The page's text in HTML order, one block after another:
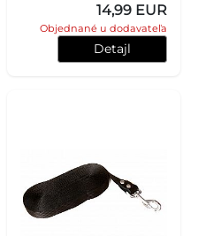
14,99 EUR
Objednané u dodavateľa
Detajl